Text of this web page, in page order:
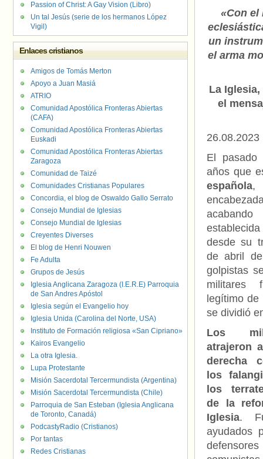
«Con el
un
el arma
La
el
26.08.2023
El
años que
española,
desde su
de abril
golpistas
militares
legítimo
se dividió
Los
atrajeron
derecha
los
los
de la
Iglesia.
ayudados
Passion of Christ: A Gay Vision (Libro)
Un tal Jesús (serie de los hermanos López
Vigil)
Enlaces cristianos
Amigos de Tomás Merton
Apoyo a Juan Masiá
ATRIO
Comunidad Apostólica Fronteras Abiertas
(CAFA)
Comunidad Apostólica Fronteras Abiertas
Euskadi
Comunidad Apostólica Fronteras Abiertas
Zaragoza
Comunidad de Taizé
Comunidades Cristianas Populares
Concordia, el blog de Oswaldo Gallo Serrato
Consejo Mundial de Iglesias
Consejo Mundial de Iglesias
Creyentes Diverses
El blog de Henri Nouwen
Fe Adulta
Grupos de Jesús
Iglesia Anglicana Zaragoza (I.E.R.E) Parroquia
de San Andres Apóstol
Iglesia según el Evangelio hoy
Iglesia Unida (Carolina del Norte, USA)
Instituto de Formación religiosa «San Cipriano»
Kairos Evangelio
La otra Iglesia.
Lupa Protestante
Misión Sacerdotal Tercermundista (Argentina)
Misión Sacerdotal Tercermundista (Chile)
Parroquia de San Esteban (Iglesia Anglicana
de Toronto, Canadá)
PodcastyRadio (Cristianos)
Por tantas
Redes Cristianas